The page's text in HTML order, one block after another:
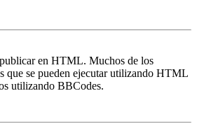
en HTML. Muchos de los
que se pueden ejecutar utilizando HTML
utilizando BBCodes.